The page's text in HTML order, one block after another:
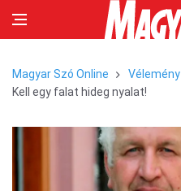
Magyar Szó Online Vélemény
Kell egy falat hideg nyalat!